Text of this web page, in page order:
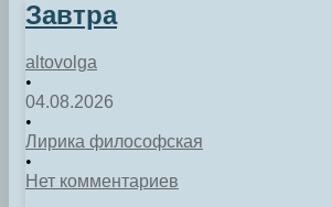
Завтра
altovolga
•
04.08.2026
•
Лирика философская
•
Нет комментариев